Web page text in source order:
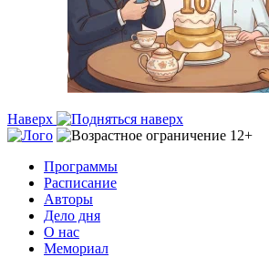
Наверх
Программы
Расписание
Авторы
Дело дня
О нас
Мемориал